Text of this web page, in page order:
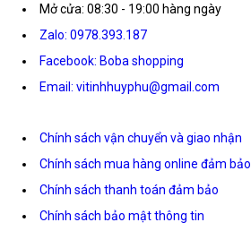
Mở cửa: 08:30 - 19:00 hàng ngày
Zalo: 0978.393.187
Facebook: Boba shopping
Email: vitinhhuyphu@gmail.com
Chính sách vận chuyển và giao nhận
Chính sách mua hàng online đảm bảo
Chính sách thanh toán đảm bảo
Chính sách bảo mật thông tin